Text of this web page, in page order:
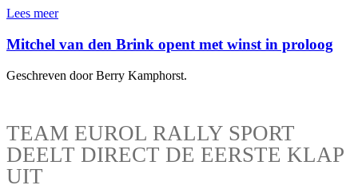
Lees meer
Mitchel van den Brink opent met winst in proloog
Geschreven door Berry Kamphorst.
TEAM EUROL RALLY SPORT
DEELT DIRECT DE EERSTE KLAP
UIT